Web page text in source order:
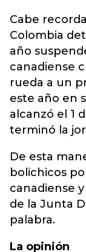
Cabe
Colombia
año
canadiense
rueda a un
este año en
alcanzó el 1
terminó la
De esta
bolichicos
canadiense
de la Junta
palabra.
La opinión